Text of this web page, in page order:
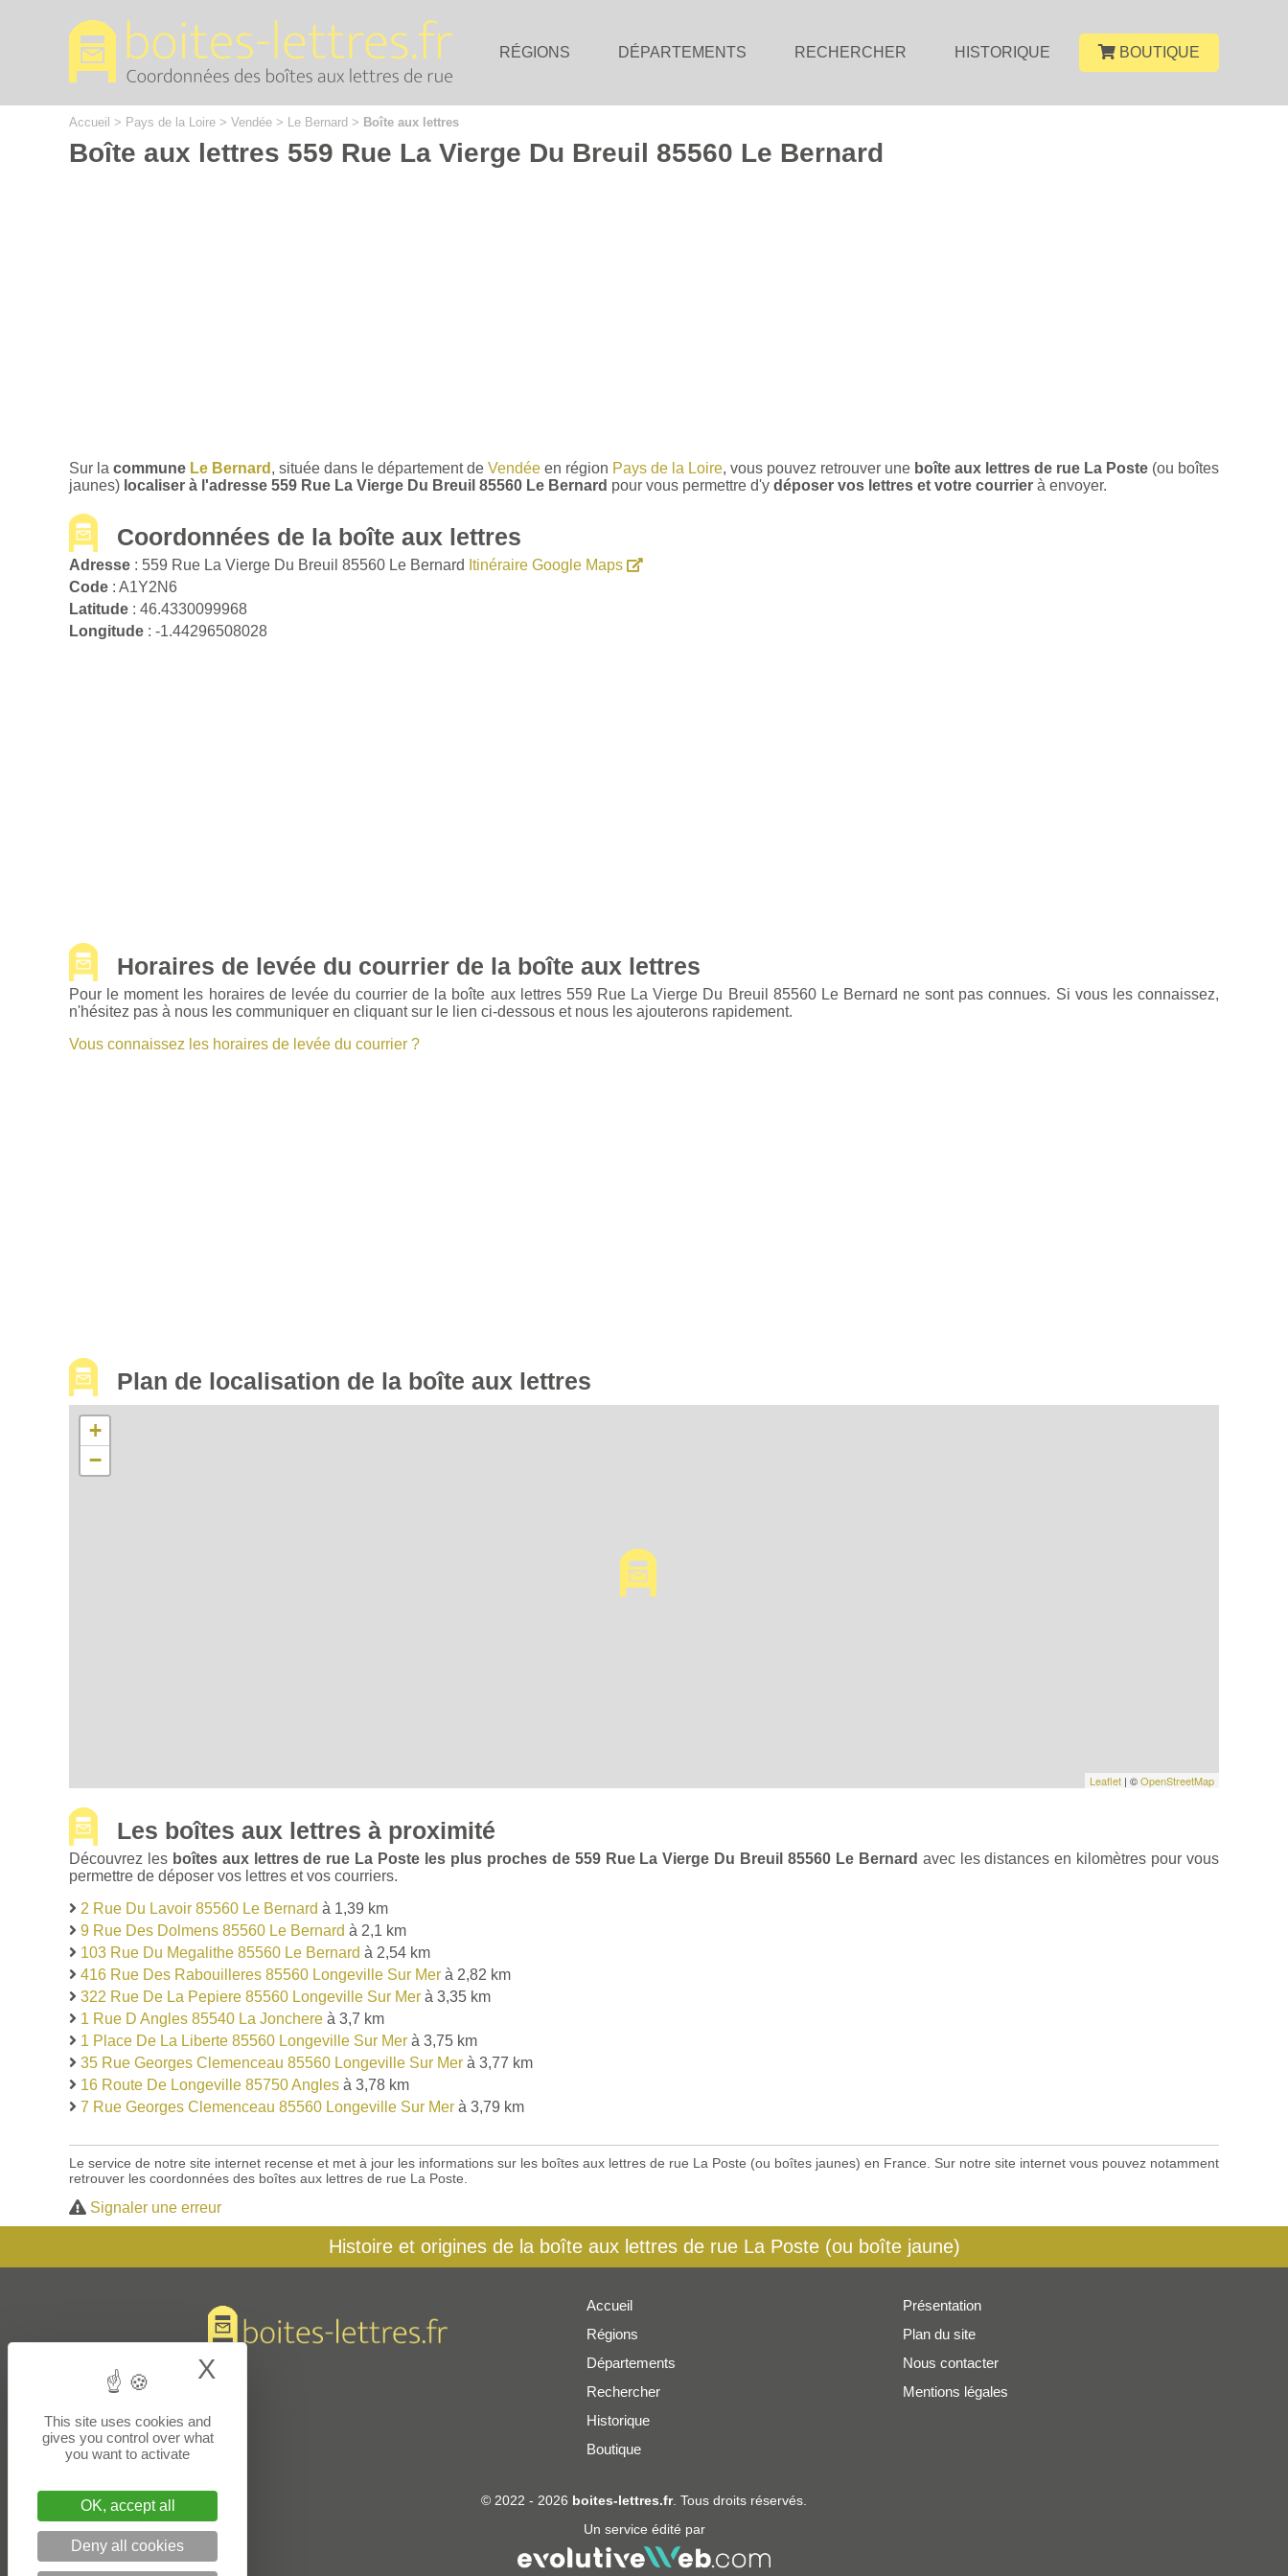
RÉGIONS DÉPARTEMENTS RECHERCHER HISTORIQUE BOUTIQUE
Accueil > Pays de la Loire > Vendée > Le Bernard > Boîte aux lettres
Boîte aux lettres 559 Rue La Vierge Du Breuil 85560 Le Bernard
Sur la commune Le Bernard , située dans le département de Vendée en région Pays de la Loire, vous pouvez retrouver une boîte aux lettres de rue La Poste (ou boîtes
jaunes) localiser à l'adresse 559 Rue La Vierge Du Breuil 85560 Le Bernard pour vous permettre d'y déposer vos lettres et votre courrier à envoyer.
Coordonnées de la boîte aux lettres
Adresse : 559 Rue La Vierge Du Breuil 85560 Le Bernard Itinéraire Google Maps
Code : A1Y2N6
Latitude : 46.4330099968
Longitude : -1.44296508028
Horaires de levée du courrier de la boîte aux lettres
Pour le moment les horaires de levée du courrier de la boîte aux lettres 559 Rue La Vierge Du Breuil 85560 Le Bernard ne sont pas connues. Si vous les connaissez,
n'hésitez pas à nous les communiquer en cliquant sur le lien ci-dessous et nous les ajouterons rapidement.
Vous connaissez les horaires de levée du courrier ?
Plan de localisation de la boîte aux lettres
+
−
Leaflet | ©OpenStreetMap
Les boîtes aux lettres à proximité
Découvrez les boîtes aux lettres de rue La Poste les plus proches de 559 Rue La Vierge Du Breuil 85560 Le Bernard avec les distances en kilomètres pour vous
permettre de déposer vos lettres et vos courriers.
2 Rue Du Lavoir 85560 Le Bernard à 1,39 km
9 Rue Des Dolmens 85560 Le Bernard à 2,1 km
103 Rue Du Megalithe 85560 Le Bernard à 2,54 km
416 Rue Des Rabouilleres 85560 Longeville Sur Mer à 2,82 km
322 Rue De La Pepiere 85560 Longeville Sur Mer à 3,35 km
1 Rue D Angles 85540 La Jonchere à 3,7 km
1 Place De La Liberte 85560 Longeville Sur Mer à 3,75 km
35 Rue Georges Clemenceau 85560 Longeville Sur Mer à 3,77 km
16 Route De Longeville 85750 Angles à 3,78 km
7 Rue Georges Clemenceau 85560 Longeville Sur Mer à 3,79 km
Le service de notre site internet recense et met à jour les informations sur les boîtes aux lettres de rue La Poste (ou boîtes jaunes) en France. Sur notre site internet vous pouvez notamment
retrouver les coordonnées des boîtes aux lettres de rue La Poste.
Signaler une erreur
Histoire et origines de la boîte aux lettres de rue La Poste (ou boîte jaune)
Accueil
Régions
Départements
Rechercher
Historique
Boutique
Présentation
Plan du site
Nous contacter
Mentions légales
© 2022 - 2026 boites-lettres.fr. Tous droits réservés.
Un service édité par
This site uses cookies and
gives you control over what
you want to activate
OK, accept all
Deny all cookies
X